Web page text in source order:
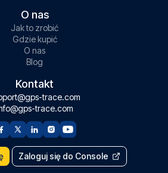
O nas
Jak to zrobić
Gdzie kupić
O nas
Blog
Kontakt
trace.com
trace.com
Zaloguj się do Console